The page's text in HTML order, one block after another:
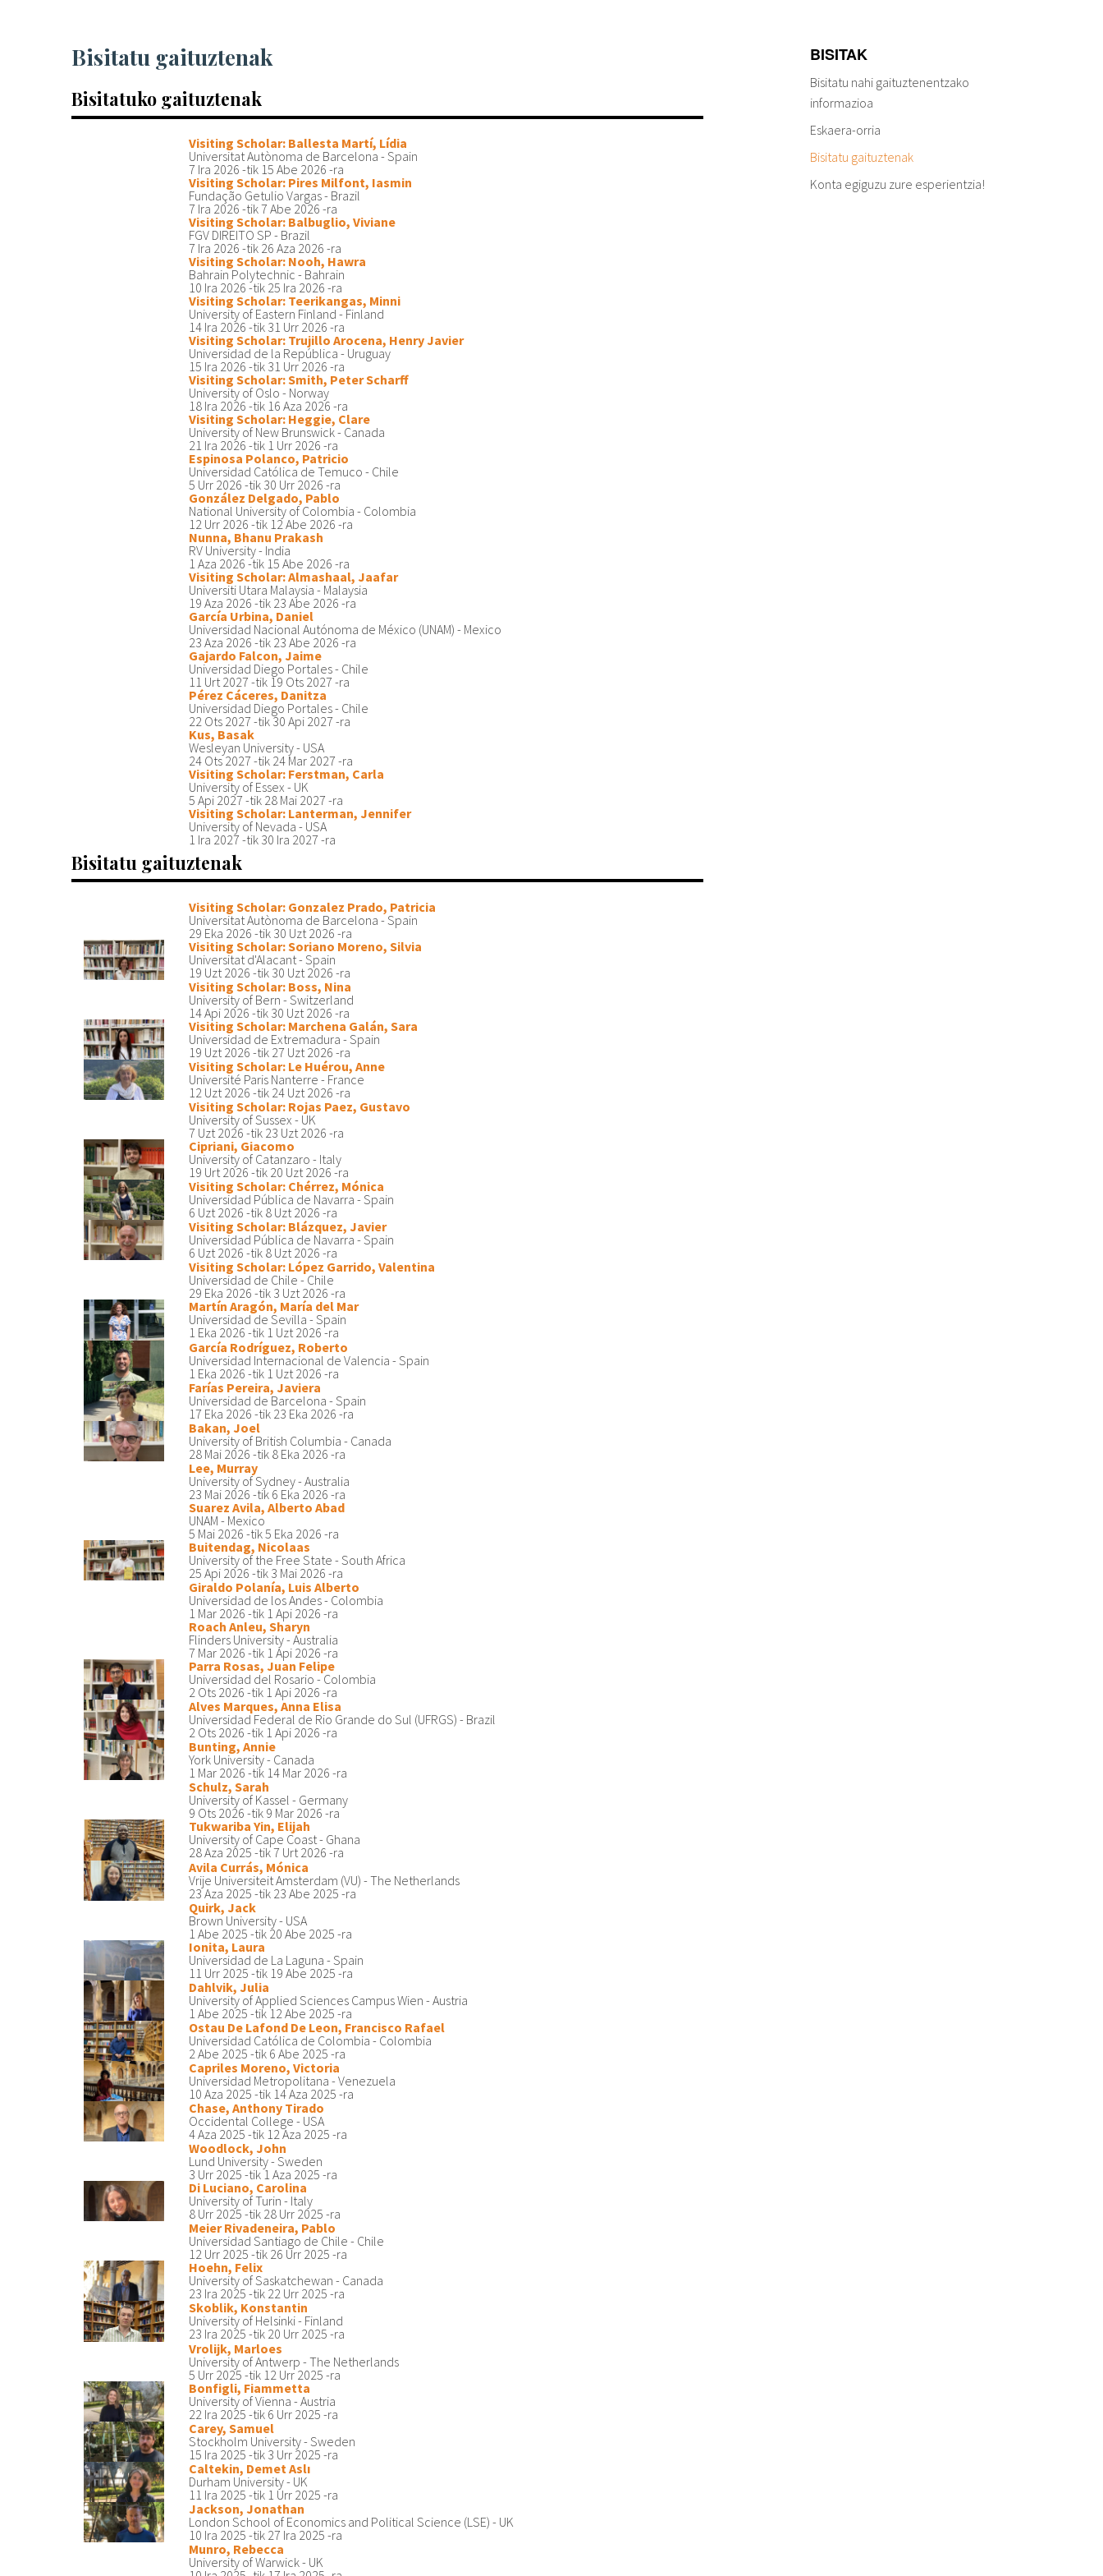
Bisitatu gaituztenak
Bisitatuko gaituztenak
Visiting Scholar: Ballesta Martí, Lídia
Universitat Autònoma de Barcelona - Spain
7 Ira 2026 -tik 15 Abe 2026 -ra
Visiting Scholar: Pires Milfont, Iasmin
Fundação Getulio Vargas - Brazil
7 Ira 2026 -tik7 Abe 2026 -ra
Visiting Scholar: Balbuglio, Viviane
FGV DIREITO SP - Brazil
7 Ira 2026 -tik 26 Aza 2026 -ra
Visiting Scholar: Nooh, Hawra
Bahrain Polytechnic - Bahrain
10 Ira 2026 -tik 25 Ira 2026 -ra
Visiting Scholar: Teerikangas, Minni
University of Eastern Finland - Finland
14 Ira 2026 -tik 31 Urr 2026 -ra
Visiting Scholar: Trujillo Arocena, Henry Javier
Universidad de la República - Uruguay
15 Ira 2026 -tik 31 Urr 2026 -ra
Visiting Scholar: Smith, Peter Scharff
University of Oslo - Norway
18 Ira 2026 -tik 16 Aza 2026 -ra
Visiting Scholar: Heggie, Clare
University of New Brunswick - Canada
21 Ira 2026 -tik 1 Urr 2026 -ra
Espinosa Polanco, Patricio
Universidad Católica de Temuco - Chile
5 Urr 2026 -tik 30 Urr 2026 -ra
González Delgado, Pablo
National University of Colombia - Colombia
12 Urr 2026 -tik 12 Abe 2026 -ra
Nunna, Bhanu Prakash
RV University - India
1 Aza 2026 -tik 15 Abe 2026 -ra
Visiting Scholar: Almashaal, Jaafar
Universiti Utara Malaysia - Malaysia
19 Aza 2026 -tik 23 Abe 2026 -ra
García Urbina, Daniel
Universidad Nacional Autónoma de México (UNAM) - Mexico
23 Aza 2026 -tik 23 Abe 2026 -ra
Gajardo Falcon, Jaime
Universidad Diego Portales - Chile
11 Urt 2027 -tik 19 Ots 2027 -ra
Pérez Cáceres, Danitza
Universidad Diego Portales - Chile
22 Ots 2027 -tik30 Api 2027 -ra
Kus, Basak
Wesleyan University - USA
24 Ots 2027 -tik 24 Mar 2027 -ra
Visiting Scholar: Ferstman, Carla
University of Essex - UK
5 Api 2027 -tik 28 Mai 2027 -ra
Visiting Scholar: Lanterman, Jennifer
University of Nevada - USA
1 Ira 2027 -tik 30 Ira 2027 -ra
Bisitatu gaituztenak
Visiting Scholar: Gonzalez Prado, Patricia
Universitat Autònoma de Barcelona - Spain
29 Eka 2026 -tik 30 Uzt 2026 -ra
Visiting Scholar: Soriano Moreno, Silvia
Universitat d'Alacant - Spain
19 Uzt 2026 -tik 30 Uzt 2026 -ra
Visiting Scholar: Boss, Nina
University of Bern - Switzerland
14 Api 2026 -tik 30 Uzt 2026 -ra
Visiting Scholar: Marchena Galán, Sara
Universidad de Extremadura - Spain
19 Uzt 2026 -tik 27 Uzt 2026 -ra
Visiting Scholar: Le Huérou, Anne
Université Paris Nanterre - France
12 Uzt 2026 -tik 24 Uzt 2026 -ra
Visiting Scholar: Rojas Paez, Gustavo
University of Sussex - UK
7 Uzt 2026 -tik 23 Uzt 2026 -ra
Cipriani, Giacomo
University of Catanzaro - Italy
19 Urt 2026 -tik 20 Uzt 2026 -ra
Visiting Scholar: Chérrez, Mónica
Universidad Pública de Navarra - Spain
6 Uzt 2026 -tik 8 Uzt 2026 -ra
Visiting Scholar: Blázquez, Javier
Universidad Pública de Navarra - Spain
6 Uzt 2026 -tik 8 Uzt 2026 -ra
Visiting Scholar: López Garrido, Valentina
Universidad de Chile - Chile
29 Eka 2026 -tik 3 Uzt 2026 -ra
Martín Aragón, María del Mar
Universidad de Sevilla - Spain
1 Eka 2026 -tik 1 Uzt 2026 -ra
García Rodríguez, Roberto
Universidad Internacional de Valencia - Spain
1 Eka 2026 -tik 1 Uzt 2026 -ra
Farías Pereira, Javiera
Universidad de Barcelona - Spain
17 Eka 2026 -tik 23 Eka 2026 -ra
Bakan, Joel
University of British Columbia - Canada
28 Mai 2026 -tik 8 Eka 2026 -ra
Lee, Murray
University of Sydney - Australia
23 Mai 2026 -tik 6 Eka 2026 -ra
Suarez Avila, Alberto Abad
UNAM - Mexico
5 Mai 2026 -tik5 Eka 2026 -ra
Buitendag, Nicolaas
University of the Free State - South Africa
25 Api 2026 -tik 3 Mai 2026 -ra
Giraldo Polanía, Luis Alberto
Universidad de los Andes - Colombia
1 Mar 2026 -tik 1 Api 2026 -ra
Roach Anleu, Sharyn
Flinders University - Australia
7 Mar 2026 -tik 1 Api 2026 -ra
Parra Rosas, Juan Felipe
Universidad del Rosario - Colombia
2 Ots 2026 -tik 1 Api 2026 -ra
Alves Marques, Anna Elisa
Universidad Federal de Rio Grande do Sul (UFRGS) - Brazil
2 Ots 2026 -tik 1 Api 2026 -ra
Bunting, Annie
York University - Canada
1 Mar 2026 -tik 14 Mar 2026 -ra
Schulz, Sarah
University of Kassel - Germany
9 Ots 2026 -tik 9 Mar 2026 -ra
Tukwariba Yin, Elijah
University of Cape Coast - Ghana
28 Aza 2025 -tik7 Urt 2026 -ra
Avila Currás, Mónica
Vrije Universiteit Amsterdam (VU) - The Netherlands
23 Aza 2025 -tik 23 Abe 2025 -ra
Quirk, Jack
Brown University - USA
1 Abe 2025 -tik 20 Abe 2025 -ra
Ionita, Laura
Universidad de La Laguna - Spain
11 Urr 2025 -tik 19 Abe 2025 -ra
Dahlvik, Julia
University of Applied Sciences Campus Wien - Austria
1 Abe 2025 -tik 12 Abe 2025 -ra
Ostau De Lafond De Leon, Francisco Rafael
Universidad Católica de Colombia - Colombia
2 Abe 2025 -tik 6 Abe 2025 -ra
Capriles Moreno, Victoria
Universidad Metropolitana - Venezuela
10 Aza 2025 -tik 14 Aza 2025 -ra
Chase, Anthony Tirado
Occidental College - USA
4 Aza 2025 -tik 12 Aza 2025 -ra
Woodlock, John
Lund University - Sweden
3 Urr 2025 -tik1 Aza 2025 -ra
Di Luciano, Carolina
University of Turin - Italy
8 Urr 2025 -tik 28 Urr 2025 -ra
Meier Rivadeneira, Pablo
Universidad Santiago de Chile - Chile
12 Urr 2025 -tik 26 Urr 2025 -ra
Hoehn, Felix
University of Saskatchewan - Canada
23 Ira 2025 -tik 22 Urr 2025 -ra
Skoblik, Konstantin
University of Helsinki - Finland
23 Ira 2025 -tik 20 Urr 2025 -ra
Vrolijk, Marloes
University of Antwerp - The Netherlands
5 Urr 2025 -tik 12 Urr 2025 -ra
Bonfigli, Fiammetta
University of Vienna - Austria
22 Ira 2025 -tik 6 Urr 2025 -ra
Carey, Samuel
Stockholm University - Sweden
15 Ira 2025 -tik 3 Urr 2025 -ra
Caltekin, Demet Aslı
Durham University - UK
11 Ira 2025 -tik 1 Urr 2025 -ra
Jackson, Jonathan
London School of Economics and Political Science (LSE) - UK
10 Ira 2025 -tik 27 Ira 2025 -ra
Munro, Rebecca
University of Warwick - UK
BISITAK
Bisitatu nahi gaituztenentzako
informazioa
Eskaera-orria
Bisitatu gaituztenak
Konta egiguzu zure esperientzia!